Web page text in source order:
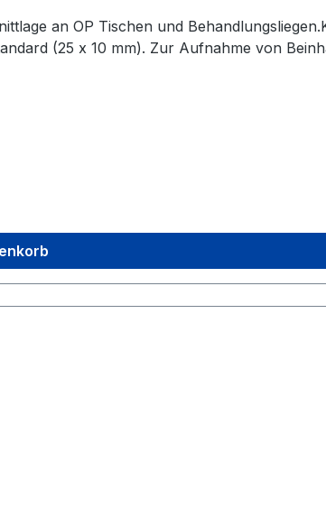
an OP Tischen und
(25 x 10 mm). Zur Aufnahme von